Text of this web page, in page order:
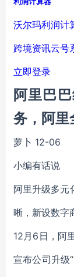
沃尔玛利润计
跨境资讯云号
立即登录
阿里巴
务，阿里
萝卜 12-06
小编有话说
阿里升级多元
晰，新设数字
12月6日，阿
宣布公司升级